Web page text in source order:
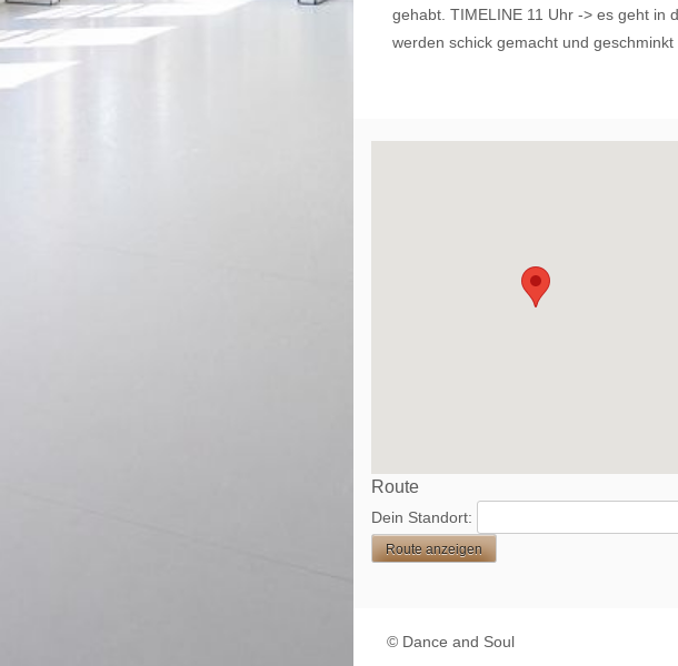
gehabt. TIMELINE 11 Uhr -> es geht in
werden schick gemacht und
Route
Dein Standort:
© Dance and Soul